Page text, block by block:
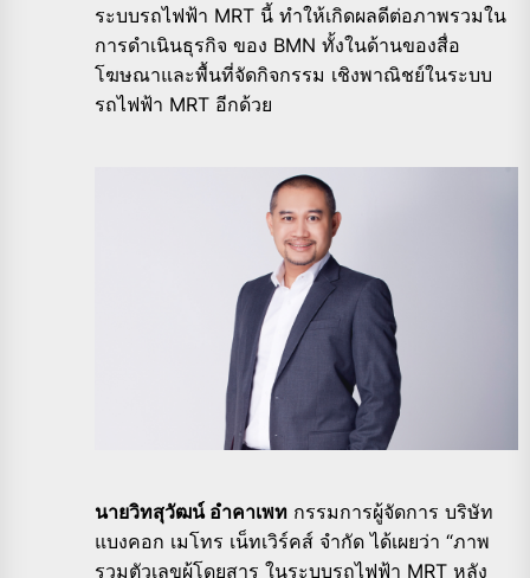
ระบบรถไฟฟ้า MRT นี้ ทำให้เกิดผลดีต่อภาพรวมใน
การดำเนินธุรกิจ ของ BMN ทั้งในด้านของสื่อ
โฆษณาและพื้นที่จัดกิจกรรม เชิงพาณิชย์ในระบบ
รถไฟฟ้า MRT อีกด้วย
นายวิทสุวัฒน์ อำคาเพท กรรมการผู้จัดการ บริษัท
แบงคอก เมโทร เน็ทเวิร์คส์ จำกัด ได้เผยว่า “ภาพ
รวมตัวเลขผู้โดยสาร ในระบบรถไฟฟ้า MRT หลัง